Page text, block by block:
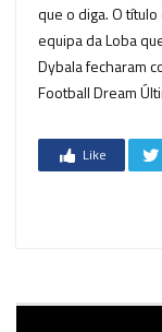
que o diga. O
equipa da Loba
Dybala fecharam
Football Dream
Like